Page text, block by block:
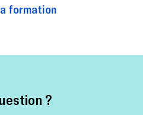
formation
?